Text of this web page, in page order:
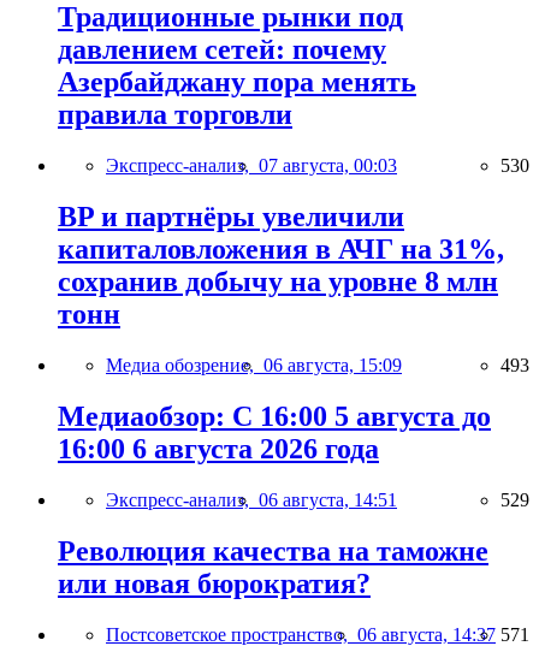
Традиционные рынки под
давлением сетей: почему
Азербайджану пора менять
правила торговли
Экспресс-анализ, 07 августа, 00:03 530
BP и партнёры увеличили
капиталовложения в АЧГ на 31%,
сохранив добычу на уровне 8 млн
тонн
Медиа обозрение, 06 августа, 15:09 493
Медиаобзор: С 16:00 5 августа до
16:00 6 августа 2026 года
Экспресс-анализ, 06 августа, 14:51 529
Революция качества на таможне
или новая бюрократия?
Постсоветское пространство, 06 августа, 14:37 571